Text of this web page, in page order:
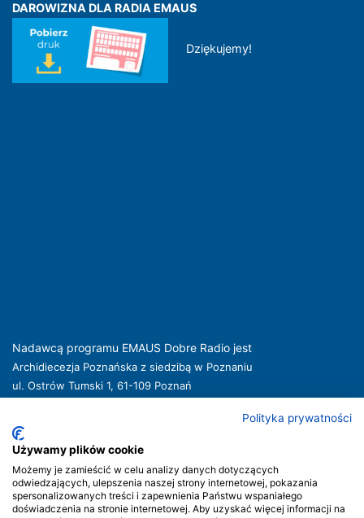
DAROWIZNA DLA RADIA EMAUS
Dziękujemy!
Nadawcą programu EMAUS Dobre Radio jest
Archidiecezja Poznańska z siedzibą w Poznaniu
ul. Ostrów Tumski 1, 61-109 Poznań
Nadawca oferuje usługi medialne obejmujące rozpowszechnianie programu
radiowego pod nazwą EMAUS Dobre Radio oraz prowadzenie portalu
internetową Nadawcy.
Nadawca podlega jurysdykcji polskiej. Organem właściwym w sprawach
radiofonii i telewizji jest Krajowa Rada Radiofonii i Telewizji.
Polityka prywatności
Używamy plików cookie
Możemy je zamieścić w celu analizy danych dotyczących
odwiedzających, ulepszenia naszej strony internetowej, pokazania
spersonalizowanych treści i zapewnienia Państwu wspaniałego
doświadczenia na stronie internetowej. Aby uzyskać więcej informacji na